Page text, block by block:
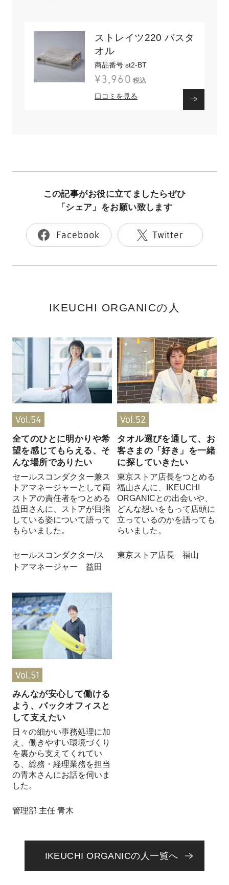
ストレイツ220 バスタ
オル
商品番号 st2-BT
¥3,960 税込
口コミを見る
この記事がお役に立てましたらぜひ
「シェア」をお願い致します
Facebook Twitter
IKEUCHI ORGANICの人
Vol.54
全てのひとに明かりや希
望を感じてもらえる、そ
んな場所でありたい
セールスコンダクター兼ス
トアマネージャーとして両
ストアの責任者をつとめる
益田さんに、ストアが目指
している姿について語って
もらいました。
セールスコンダクター/ス
トアマネージャー 益田
Vol.52
タオル選びを通して、お
客さまの「好き」を一緒
に探していきたい
東京ストア店長をつとめる
福山さんに、IKEUCHI
ORGANICとの出会いや、
どんな想いをもって店頭に
立っているのかを語っても
らいました。
東京ストア店長 福山
Vol.51
みんなが安心して働ける
よう、バックオフィスと
して支えたい
日々の細かい事務処理に加
え、働きやすい環境づくり
を裏から支えてくれてい
る、総務・経理業務を担当
の青木さんにお話を伺いま
した。
管理部 主任 青木
IKEUCHI ORGANICの人一覧へ